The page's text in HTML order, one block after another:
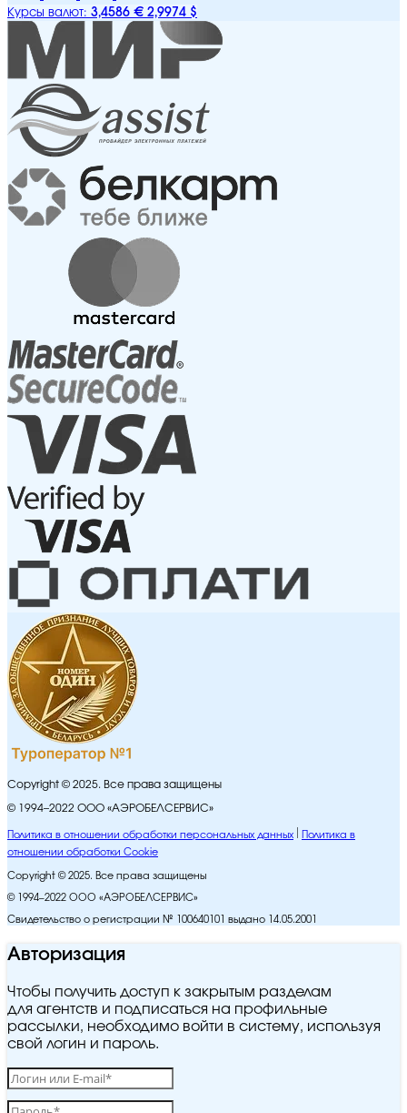
Курсы валют: 3,4586 € 2,9974 $
Copyright © 2025. Все права защищены
© 1994–2022 ООО «АЭРОБЕЛСЕРВИС»
Политика в отношении обработки персональных данных
Политика в
отношении обработки Cookie
Copyright © 2025. Все права защищены
© 1994–2022 ООО «АЭРОБЕЛСЕРВИС»
Свидетельство о регистрации № 100640101 выдано 14.05.2001
Авторизация
Чтобы получить доступ к закрытым разделам
для агентств и подписаться на профильные
рассылки, необходимо войти в систему, используя
свой логин и пароль.